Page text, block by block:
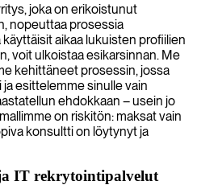
joka on erikoistunut
nopeuttaa prosessia
aikaa lukuisten profiilien
voit ulkoistaa esikarsinnan. Me
kehittäneet prosessin, jossa
esittelemme sinulle vain
ehdokkaan – usein jo
on riskitön: maksat vain
konsultti on löytynyt ja
IT rekrytointipalvelut